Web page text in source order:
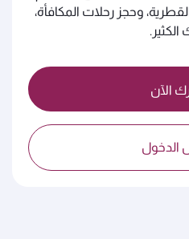
وحجز رحلات المكافأة،
الدخول
الآن